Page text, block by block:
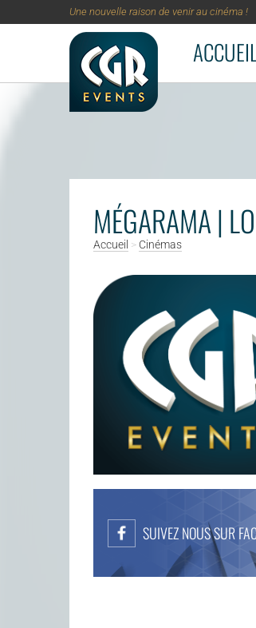
Aller au contenu principal
Une nouvelle raison de venir au cinéma !
MÉGARAMA |
Accueil > Cinémas
SUIVEZ NOUS SUR